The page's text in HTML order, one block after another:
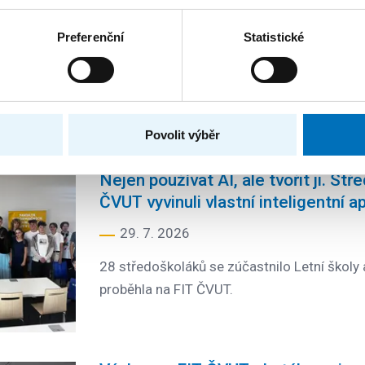
Preferenční Statistické
Povolit výběr
Study in Prague, které letos slaví 10. výročí svého vzniku.
a rozvoj mezinárodní studentské komunity.
FIT
Nejen používat AI, ale tvořit ji.
ČVUT vyvinuli vlastní inteligentní
29. 7. 2026
28 středoškoláků se zúčastnilo Letní školy
proběhla na FIT ČVUT.